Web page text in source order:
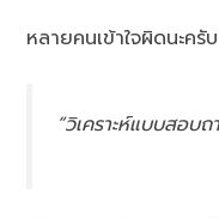
หลายคนเข้าใจผิดนะครั
“วิเคราะห์แบบสอบ